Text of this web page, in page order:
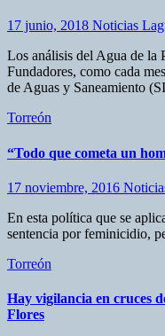
17 junio, 2018 Noticias
Los análisis del Agua de la
Fundadores, como cada
de Aguas y Saneamiento
Torreón
“Todo que cometa un
17 noviembre, 2016
En esta política que se
sentencia por feminicidio,
Torreón
Hay vigilancia en cruces
Flores